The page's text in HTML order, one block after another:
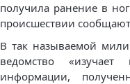
получила ранение в
происшествии
В так называемой
ведомство
информации,